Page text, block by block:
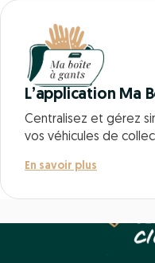
L’application Ma
Centralisez et gérez
vos véhicules de
En savoir plus